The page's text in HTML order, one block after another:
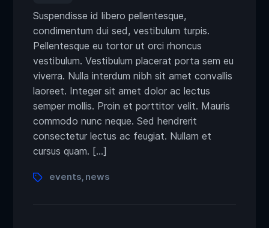
Suspendisse id libero pellentesque,
condimentum dui sed, vestibulum turpis.
Pellentesque eu tortor ut orci rhoncus
vestibulum. Vestibulum placerat porta sem eu
viverra. Nulla interdum nibh sit amet convallis
laoreet. Integer sit amet dolor ac lectus
semper mollis. Proin et porttitor velit. Mauris
commodo nunc neque. Sed hendrerit
consectetur lectus ac feugiat. Nullam et
cursus quam. […]
events news